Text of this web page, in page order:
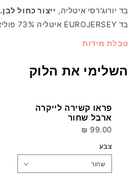
בד יורוג'רסי איטליה, ייצור כחול לבן.
בד EUROJERSEY איטליה 73% פוליאמיד 23% לייקרה.
טבלת מידות
השלימי את הלוק
99.00 ₪
פראו קשירה לייקרה
ארבל שחור
צבע